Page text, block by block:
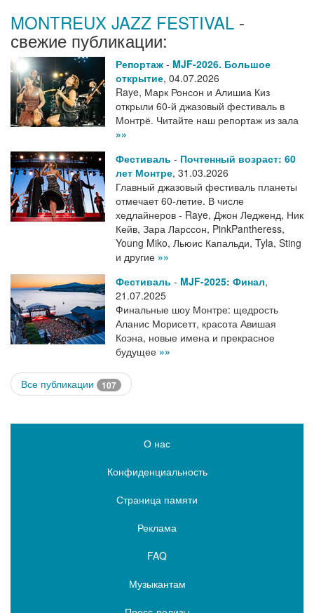
MONTREUX JAZZ FESTIVAL -
свежие публикации:
Репортаж - MJF-2026. Большое
открытие, 04.07.2026
Raye, Марк Ронсон и Алишиа Киз
открыли 60-й джазовый фестиваль в
Монтрё. Читайте наш репортаж из зала
»»
Фестиваль - Почтенный возраст: 60
лет Монтре, 31.03.2026
Главный джазовый фестиваль планеты
отмечает 60-летие. В числе
хедлайнеров - Raye, Джон Ледженд, Ник
Кейв, Зара Ларссон, PinkPantheress,
Young Miko, Льюис Капальди, Tyla, Sting
и другие »»
Фестиваль - MJF-2025: Финал,
21.07.2025
Финальные шоу Монтре: щедрость
Аланис Морисетт, красота Авишая
Коэна, новые имена и прекрасное
будущее »»
Все публикации 107
О нас
Конфиденциальность
Страница памяти
Реклама
FAQ
Музыкантам